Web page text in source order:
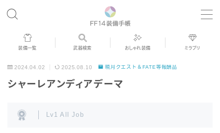
MENU
歴代ジョブAF
アネモス（染色可能紅蓮AF）
装備一覧 武器検索 おしゃれ装備 ミラプリ
2024.04.02 2025.08.10 暁月クエスト＆FATE等報酬品
シャーレアンディアデーマ
Lv1 All Job